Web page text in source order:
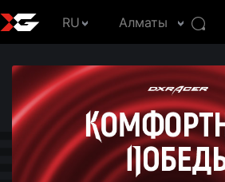
RU Алматы